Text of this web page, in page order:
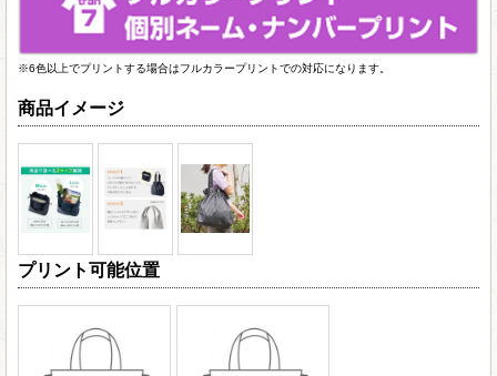
※6色以上でプリントする場合はフルカラープリントでの対応になります。
商品イメージ
プリント可能位置